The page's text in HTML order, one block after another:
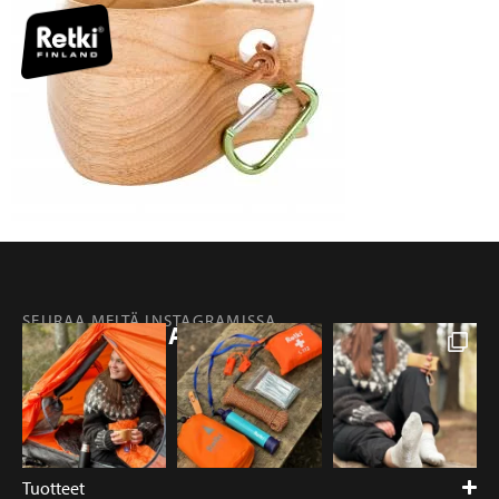
SEURAA MEITÄ INSTAGRAMISSA
@RETKIFINLAND
Tuotteet